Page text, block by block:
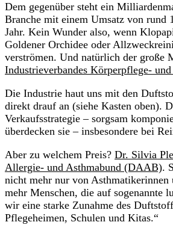
Dem gegenüber steht ein
Branche mit einem Umsatz von
Jahr. Kein Wunder also, wenn
Goldener Orchidee oder
verströmen. Und natürlich der große
Industrieverbandes Körperpflege-
Die Industrie haut uns mit den
direkt drauf an (siehe Kasten oben).
Verkaufsstrategie – sorgsam
überdecken sie – insbesondere bei
Aber zu welchem Preis? Dr. Silvia
Allergie- und Asthmabund (DAAB).
nicht mehr nur von
mehr Menschen, die auf sogenannte
wir eine starke Zunahme des
Pflegeheimen, Schulen und Kitas.“